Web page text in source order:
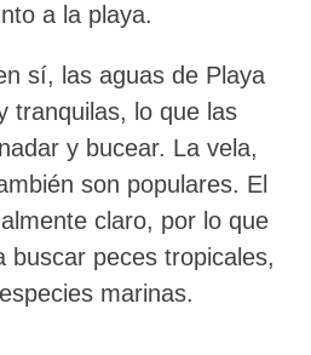
a la playa.
sí, las aguas de Playa
tranquilas, lo que las
y bucear. La vela,
son populares. El
claro, por lo que
buscar peces tropicales,
marinas.